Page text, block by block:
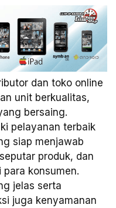
dan toko online
unit berkualitas,
bersaing.
pelayanan terbaik
siap menjawab
produk, dan
konsumen.
jelas serta
juga kenyamanan